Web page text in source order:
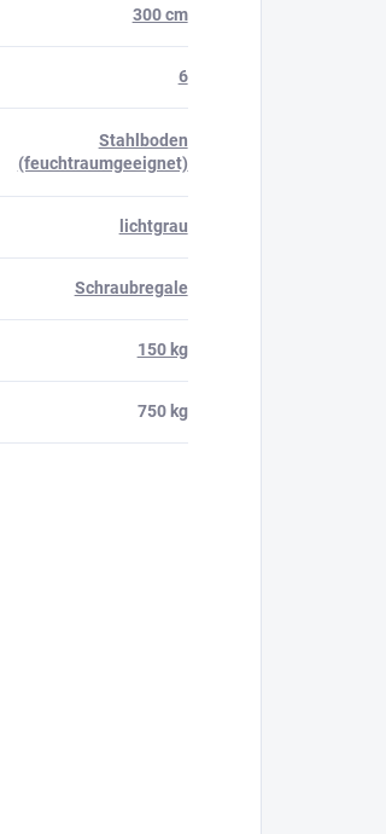
300 cm
6
Stahlboden
(feuchtraumgeeignet)
lichtgrau
Schraubregale
150 kg
750 kg